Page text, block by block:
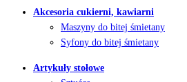
Akcesoria cukierni, kawiarni
Maszyny do bitej śmietany
Syfony do bitej śmietany
Artykuły stołowe